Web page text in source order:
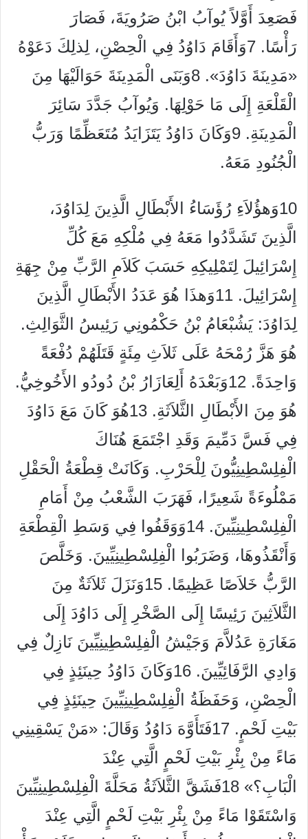
فَصَعِدَ أَوَّلاً يُوآبُ ابْنُ صَرُويَةَ، فَصَارَ
رَأْسًا. 7وَأَقَامَ دَاوُدُ فِي الْحِصْنِ، لِذلِكَ دَعَوْهُ
«مَدِينَةَ دَاوُدَ». 8وَبَنَى الْمَدِينَةَ حَوَالَيْهَا مِنَ
الْقَلْعَةِ إِلَى مَا حَوْلِهَا. وَيُوآبُ جَدَّدَ سَائِرَ
الْمَدِينَةِ. 9وَكَانَ دَاوُدُ يَتَزَايَدُ مُتَعَظِّمًا وَرَبُّ
الْجُنُودِ مَعَهُ.
10وَهؤُلاَءِ رُؤَسَاءُ الأَبْطَالِ الَّذِينَ لِدَاوُدَ،
الَّذِينَ تَشَدَّدُوا مَعَهُ فِي مُلْكِهِ مَعَ كُلِّ
إِسْرَائِيلَ لِتَمْلِيكِهِ حَسَبَ كَلاَمِ الرَّبِّ مِنْ جِهَةِ
إِسْرَائِيلَ. 11وَهذَا هُوَ عَدَدُ الأَبْطَالِ الَّذِينَ
لِدَاوُدَ: يَشُبْعَامُ بْنُ حَكْمُونِي رَئِيسُ الثَّوَالِثِ.
هُوَ هَزَّ رُمْحَهُ عَلَى ثَلاَثِ مِئَةٍ قَتَلَهُمْ دُفْعَةً
وَاحِدَةً. 12وَبَعْدَهُ أَلِعَازَارُ بْنُ دُودُو الأَخُوخِيُّ.
هُوَ مِنَ الأَبْطَالِ الثَّلاَثَةِ. 13هُوَ كَانَ مَعَ دَاوُدَ
فِي فَسَّ دَمِّيمَ وَقَدِ اجْتَمَعَ هُنَاكَ
الْفِلِسْطِينِيُّونَ لِلْحَرْبِ. وَكَانَتْ قِطْعَةُ الْحَقْلِ
مَمْلُوءَةً شَعِيرًا، فَهَرَبَ الشَّعْبُ مِنْ أَمَامِ
الْفِلِسْطِينِيِّينَ. 14وَوَقَفُوا فِي وَسَطِ الْقِطْعَةِ
وَأَنْقَذُوهَا، وَضَرَبُوا الْفِلِسْطِينِيِّينَ. وَخَلَّصَ
الرَّبُّ خَلاَصًا عَظِيمًا. 15وَنَزَلَ ثَلاَثَةٌ مِنَ
الثَّلاَثِينَ رَئِيسًا إِلَى الصَّخْرِ إِلَى دَاوُدَ إِلَى
مَغَارَةِ عَدُلاَّمَ وَجَيْشُ الْفِلِسْطِينِيِّينَ نَازِلٌ فِي
وَادِي الرَّفَائِيِّينَ. 16وَكَانَ دَاوُدُ حِينَئِذٍ فِي
الْحِصْنِ، وَحَفَظَةُ الْفِلِسْطِينِيِّينَ حِينَئِذٍ فِي
بَيْتِ لَحْمٍ. 17فَتَأَوَّهَ دَاوُدُ وَقَالَ: «مَنْ يَسْقِينِي
مَاءً مِنْ بِئْرِ بَيْتِ لَحْمٍ الَّتِي عِنْدَ
الْبَابِ؟» 18فَشَقَّ الثَّلاَثَةُ مَحَلَّةَ الْفِلِسْطِينِيِّينَ
وَاسْتَقَوْا مَاءً مِنْ بِئْرِ بَيْتِ لَحْمٍ الَّتِي عِنْدَ